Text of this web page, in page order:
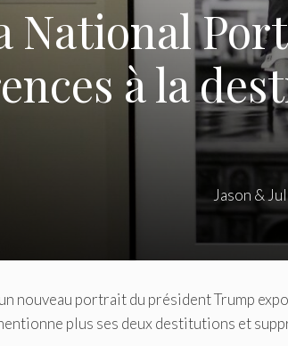
National
à la
Jason &
nouveau portrait du président Trump
plus ses deux destitutions et